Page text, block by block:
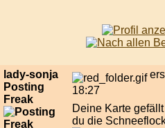
lady-sonja
Posting
Freak
18:27
Deine Karte
du die